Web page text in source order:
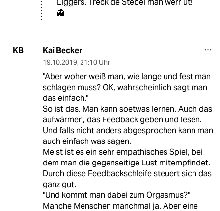
Liggers. Treck de Stebel man werr ut!
👻
KB Kai Becker
19.10.2019, 21:10 Uhr
"Aber woher weiß man, wie lange und fest man
schlagen muss? OK, wahrscheinlich sagt man
das einfach."
So ist das. Man kann soetwas lernen. Auch das
aufwärmen, das Feedback geben und lesen.
Und falls nicht anders abgesprochen kann man
auch einfach was sagen.
Meist ist es ein sehr empathisches Spiel, bei
dem man die gegenseitige Lust mitempfindet.
Durch diese Feedbackschleife steuert sich das
ganz gut.
"Und kommt man dabei zum Orgasmus?"
Manche Menschen manchmal ja. Aber eine